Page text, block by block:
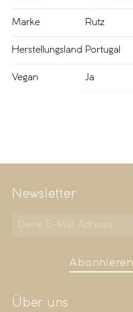
Marke Rutz
Herstellungsland Portugal
Vegan Ja
Newsletter
Abonnieren
Über uns